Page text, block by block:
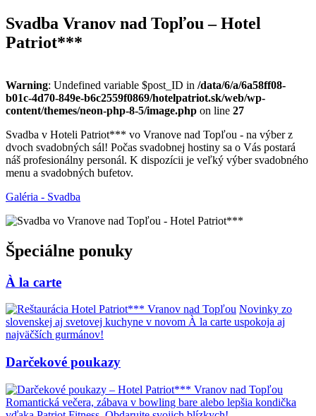
Svadba Vranov nad Topľou – Hotel
Patriot***
Warning: Undefined variable $post_ID in /data/6/a/6a58ff08-
b01c-4d70-849e-b6c2559f0869/hotelpatriot.sk/web/wp-
content/themes/neon-php-8-5/image.php on line 27
Svadba v Hoteli Patriot*** vo Vranove nad Topľou - na výber z
dvoch svadobných sál! Počas svadobnej hostiny sa o Vás postará
náš profesionálny personál. K dispozícii je veľký výber svadobného
menu a svadobných bufetov.
Galéria - Svadba
Špeciálne ponuky
À la carte
Novinky zo
slovenskej aj svetovej kuchyne v novom À la carte uspokoja aj
najväčších gurmánov!
Darčekové poukazy
Romantická večera, zábava v bowling bare alebo lepšia kondička